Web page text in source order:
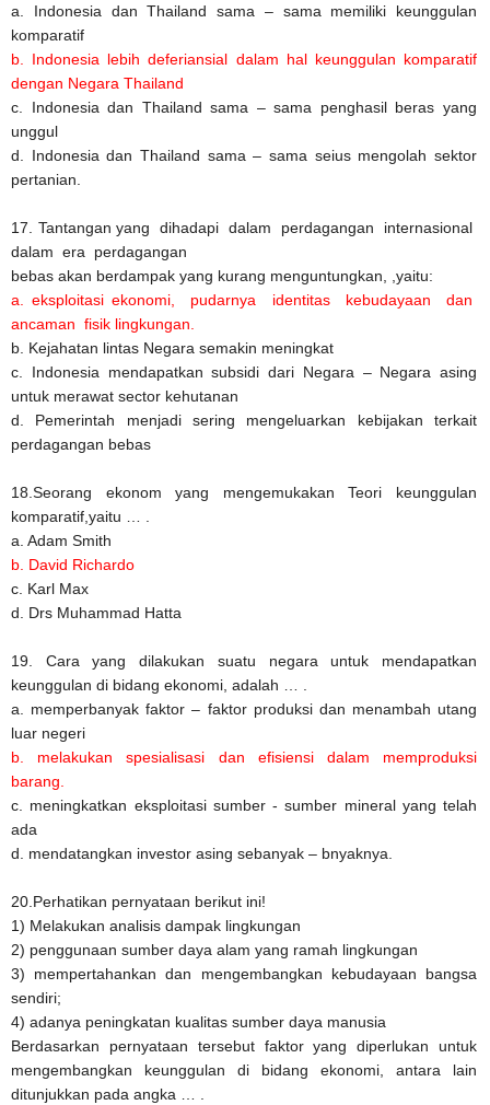
a. Indonesia dan Thailand sama – sama memiliki keunggulan
komparatif
b. Indonesia lebih deferiansial dalam hal keunggulan komparatif
dengan Negara Thailand
c. Indonesia dan Thailand sama – sama penghasil beras yang
unggul
d. Indonesia dan Thailand sama – sama seius mengolah sektor
pertanian.
17. Tantangan yang dihadapi dalam perdagangan internasional
dalam era perdagangan
bebas akan berdampak yang kurang menguntungkan, ,yaitu:
a. eksploitasi ekonomi, pudarnya identitas kebudayaan dan
ancaman fisik lingkungan.
b. Kejahatan lintas Negara semakin meningkat
c. Indonesia mendapatkan subsidi dari Negara – Negara asing
untuk merawat sector kehutanan
d. Pemerintah menjadi sering mengeluarkan kebijakan terkait
perdagangan bebas
18.Seorang ekonom yang mengemukakan Teori keunggulan
komparatif,yaitu … .
a. Adam Smith
b. David Richardo
c. Karl Max
d. Drs Muhammad Hatta
19. Cara yang dilakukan suatu negara untuk mendapatkan
keunggulan di bidang ekonomi, adalah … .
a. memperbanyak faktor – faktor produksi dan menambah utang
luar negeri
b. melakukan spesialisasi dan efisiensi dalam memproduksi
barang.
c. meningkatkan eksploitasi sumber - sumber mineral yang telah
ada
d. mendatangkan investor asing sebanyak – bnyaknya.
20.Perhatikan pernyataan berikut ini!
1) Melakukan analisis dampak lingkungan
2) penggunaan sumber daya alam yang ramah lingkungan
3) mempertahankan dan mengembangkan kebudayaan bangsa
sendiri;
4) adanya peningkatan kualitas sumber daya manusia
Berdasarkan pernyataan tersebut faktor yang diperlukan untuk
mengembangkan keunggulan di bidang ekonomi, antara lain
ditunjukkan pada angka … .